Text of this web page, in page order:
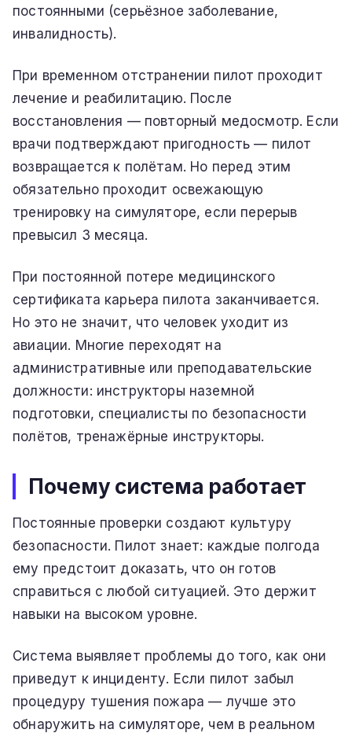
постоянными (серьёзное заболевание,
инвалидность).
При временном отстранении пилот проходит
лечение и реабилитацию. После
восстановления — повторный медосмотр. Если
врачи подтверждают пригодность — пилот
возвращается к полётам. Но перед этим
обязательно проходит освежающую
тренировку на симуляторе, если перерыв
превысил 3 месяца.
При постоянной потере медицинского
сертификата карьера пилота заканчивается.
Но это не значит, что человек уходит из
авиации. Многие переходят на
административные или преподавательские
должности: инструкторы наземной
подготовки, специалисты по безопасности
полётов, тренажёрные инструкторы.
Почему система работает
Постоянные проверки создают культуру
безопасности. Пилот знает: каждые полгода
ему предстоит доказать, что он готов
справиться с любой ситуацией. Это держит
навыки на высоком уровне.
Система выявляет проблемы до того, как они
приведут к инциденту. Если пилот забыл
процедуру тушения пожара — лучше это
обнаружить на симуляторе, чем в реальном